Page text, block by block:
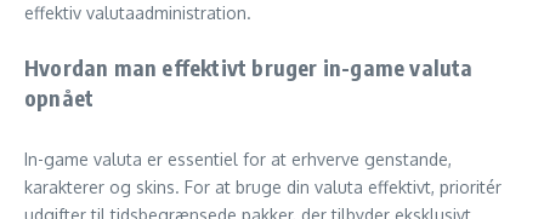
effektiv valutaadministration.
Hvordan man effektivt bruger in-game valuta
opnået
In-game valuta er essentiel for at erhverve genstande,
karakterer og skins. For at bruge din valuta effektivt, prioritér
udgifter til tidsbegrænsede pakker, der tilbyder eksklusivt